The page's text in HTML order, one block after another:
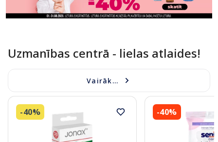
Uzmanības centrā - lielas atlaides!
Vairāk...
-40% -40%